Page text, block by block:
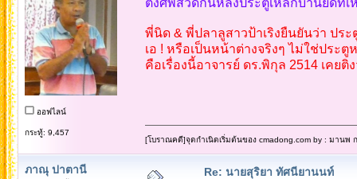
ออฟไลน์
กระทู้: 9,457
พี่นิด & พี่ปลาลูสาวป้าเริงยืนยันว่า ปร
เอ ! หรือเป็นหน้าต่างจริงๆ ไม่ใช่ประตู
คือเรื่องนี้อาจารย์ ดร.พิกุล 2514 เคยติ
[โบราณคดี]จุดกำเนิดเริ่มต้นของ cmadong.com by : มานพ
ภาณุ ปาตานี Re: นายสุริยา ทัศนียานนท์